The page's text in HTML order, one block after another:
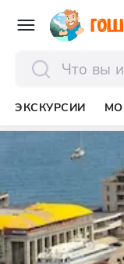
ЭКСКУРСИИ